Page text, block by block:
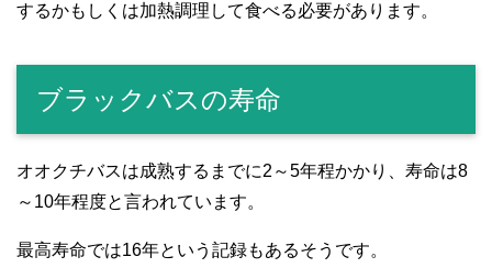
するかもしくは加熱調理して食べる必要があります。
ブラックバスの寿命
オオクチバスは成熟するまでに2～5年程かかり、寿命は8
～10年程度と言われています。
最高寿命では16年という記録もあるそうです。